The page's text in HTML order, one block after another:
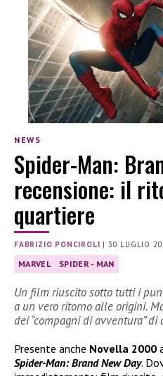
NEWS
Spider-Man:
recensione: il
quartiere
FABRIZIO PONCIROLI | 30 LUGLIO
MARVEL SPIDER - MAN
Un film riuscito sotto tutti i
a un vero ritorno alle origini.
dei “compagni di avventura”
Presente anche Novella 2000
Spider-Man: Brand New Day.